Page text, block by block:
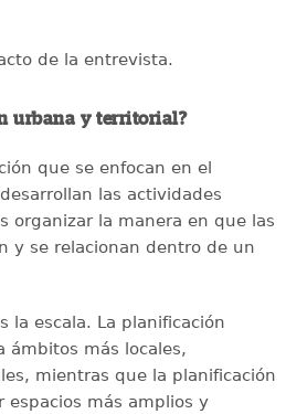
de la entrevista.
urbana y territorial?
que se enfocan en el
las actividades
organizar la manera en que las
y se relacionan dentro de un
la escala. La planificación
ámbitos más locales,
mientras que la planificación
más amplios y